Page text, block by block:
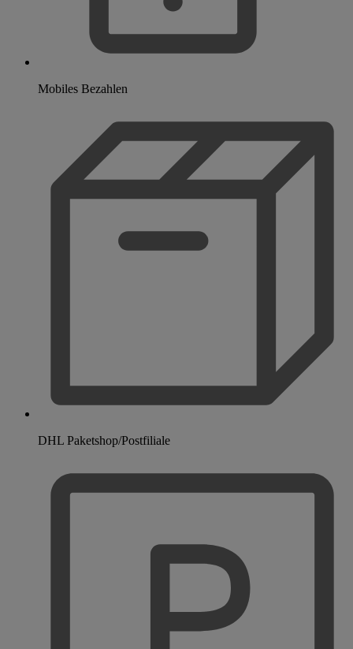
Mobiles Bezahlen
DHL Paketshop/Postfiliale